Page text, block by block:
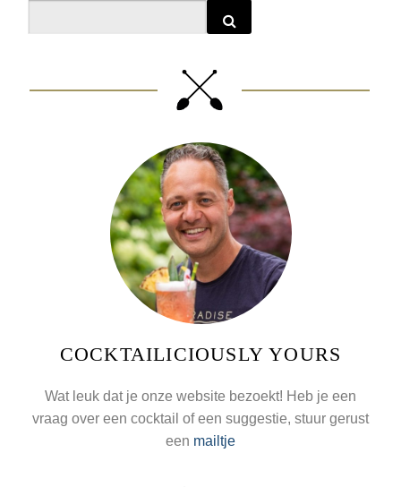
COCKTAILICIOUSLY YOURS
Wat leuk dat je onze website bezoekt! Heb je een
vraag over een cocktail of een suggestie, stuur gerust
een mailtje